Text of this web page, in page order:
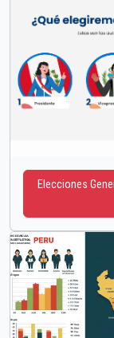
Elecciones